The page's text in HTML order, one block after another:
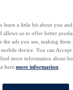
learn a little bit about you
us to offer better
the ads you see, making
device. You can
find more information about
here:more information